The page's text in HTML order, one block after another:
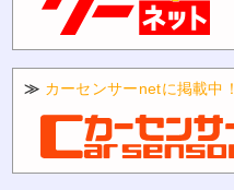
≫ カーセンサーnetに掲載中！